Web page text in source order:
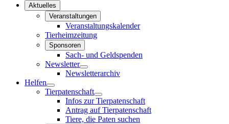
Aktuelles
Veranstaltungen
Veranstaltungskalender
Tierheimzeitung
Sponsoren
Sach- und Geldspenden
Newsletter
Newsletterarchiv
Helfen
Tierpatenschaft
Infos zur Tierpatenschaft
Antrag auf Tierpatenschaft
Tiere, die Paten suchen